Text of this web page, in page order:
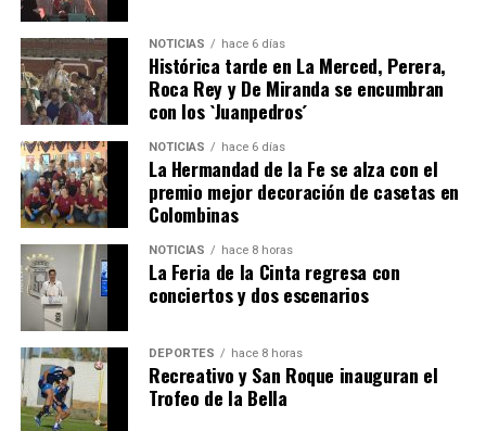
QUINTA CORRIDA DE LAS FIESTAS COLOMBINAS
2026
hace 4 días· Huelvatv
NOTICIAS hace 6 días
Histórica tarde en La Merced, Perera,
Roca Rey y De Miranda se encumbran
con los `Juanpedros´
NOTICIAS hace 6 días
La Hermandad de la Fe se alza con el
premio mejor decoración de casetas en
Colombinas
NOTICIAS hace 8 horas
La Feria de la Cinta regresa con
conciertos y dos escenarios
DEPORTES hace 8 horas
Recreativo y San Roque inauguran el
Trofeo de la Bella